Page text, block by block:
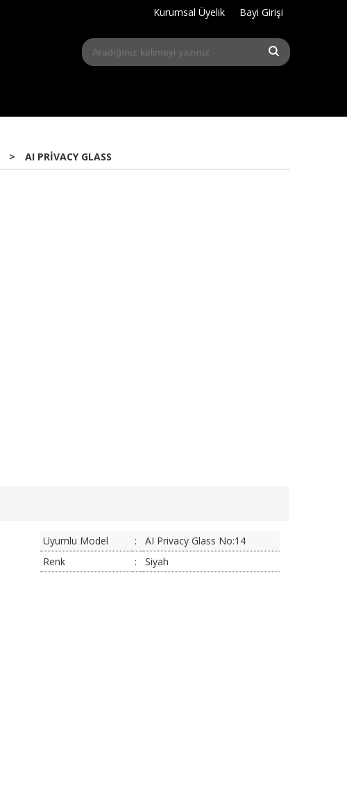
Kurumsal Üyelik Bayi Girişi
> AI PRIVACY GLASS
Uyumlu Model :
AI Privacy Glass No:14
Renk
: Siyah